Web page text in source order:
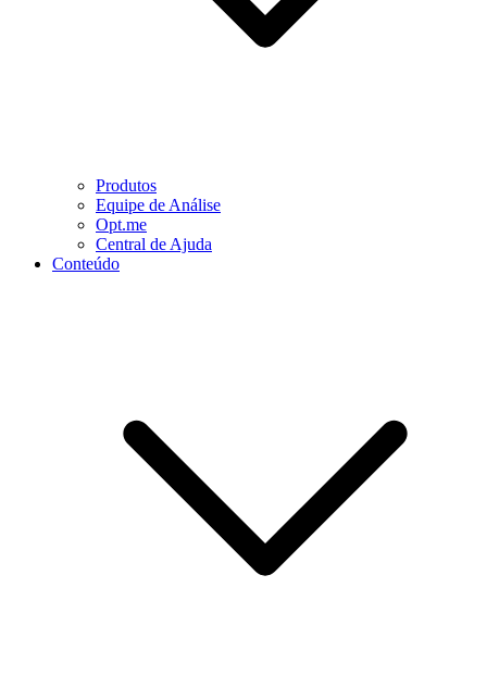
Produtos
Equipe de Análise
Opt.me
Central de Ajuda
Conteúdo